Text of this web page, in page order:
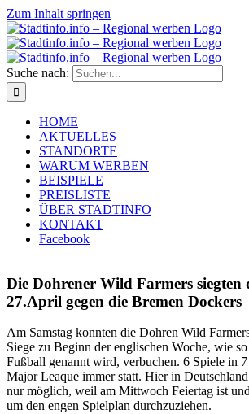
Zum Inhalt springen
Suche nach:
HOME
AKTUELLES
STANDORTE
WARUM WERBEN
BEISPIELE
PREISLISTE
ÜBER STADTINFO
KONTAKT
Facebook
Die Dohrener Wild Farmers siegten
27.April gegen die Bremen Dockers
Am Samstag konnten die Dohren Wild
Siege zu Beginn der englischen Woche, wie
Fußball genannt wird, verbuchen. 6 Spiele in
Major Leaque immer statt. Hier in
nur möglich, weil am Mittwoch Feiertag ist
um den engen Spielplan durchzuziehen.